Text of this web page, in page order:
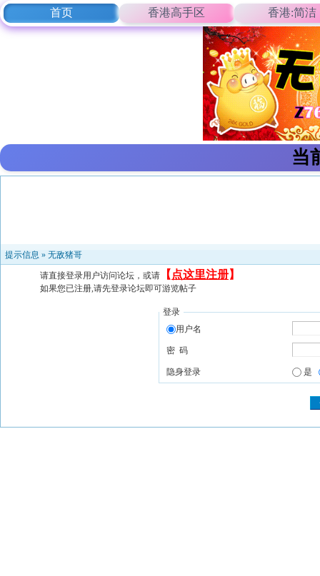
首页 香港高手区 香港:简洁
当
提示信息 » 无敌猪哥
请直接登录用户访问论坛，或请 【 点这里注册】
如果您已注册,请先登录论坛即可游览帖子
登录
用户名
密 码
隐身登录 是